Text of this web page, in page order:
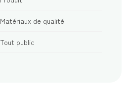
Matériaux de qualité
Tout public